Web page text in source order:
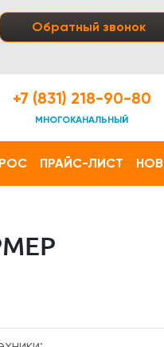
Обратный звонок
+7 (831) 218-90-80
МНОГОКАНАЛЬНЫЙ
ПРАЙС-ЛИСТ